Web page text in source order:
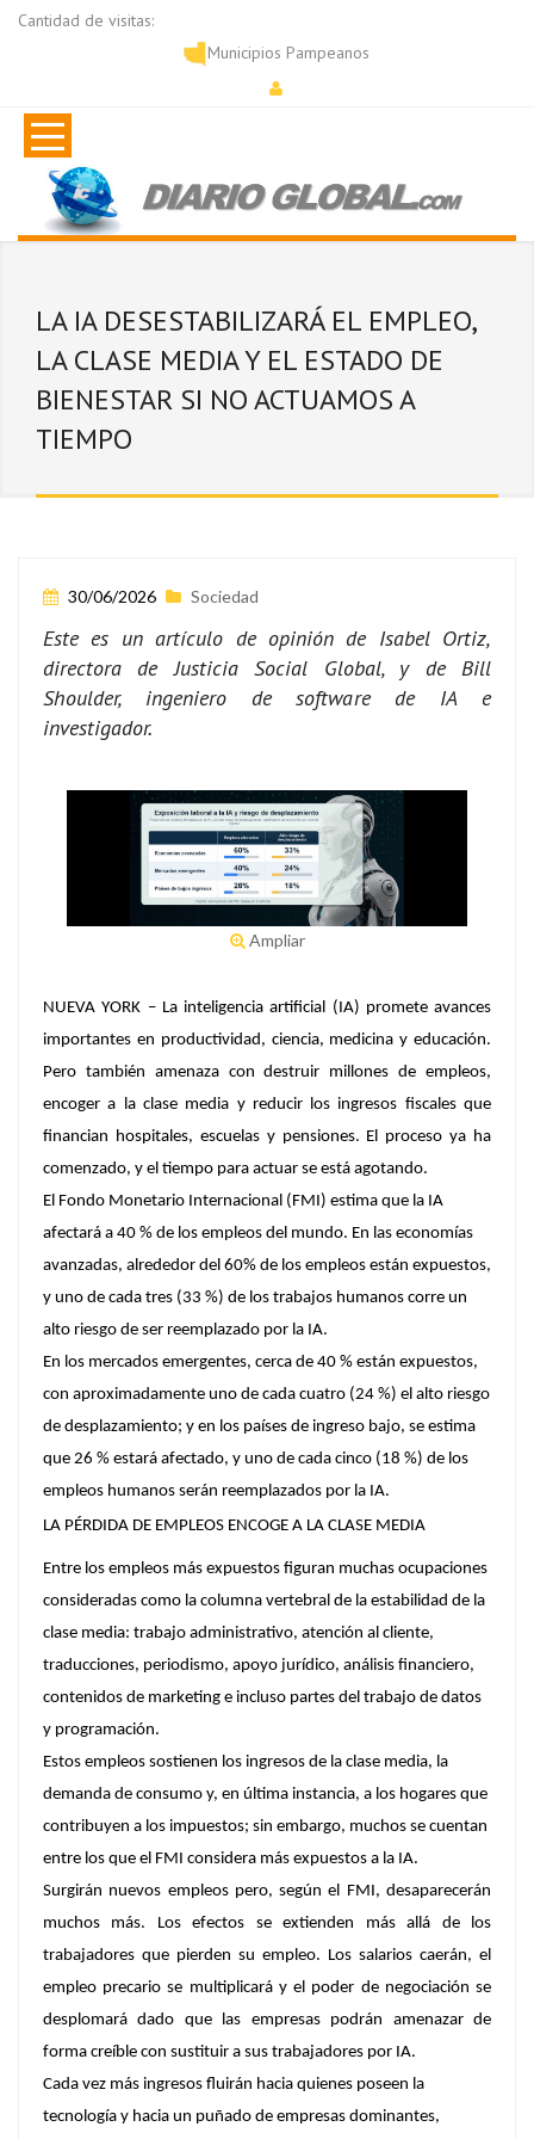
Cantidad de visitas:
Municipios Pampeanos
LA IA DESESTABILIZARÁ EL EMPLEO,
LA CLASE MEDIA Y EL ESTADO DE
BIENESTAR SI NO ACTUAMOS A
TIEMPO
30/06/2026 Sociedad
Este es un artículo de opinión de Isabel Ortiz,
directora de Justicia Social Global, y de Bill
Shoulder, ingeniero de software de IA e
investigador.
Ampliar
NUEVA YORK – La inteligencia artificial (IA) promete avances
importantes en productividad, ciencia, medicina y educación.
Pero también amenaza con destruir millones de empleos,
encoger a la clase media y reducir los ingresos fiscales que
financian hospitales, escuelas y pensiones. El proceso ya ha
comenzado, y el tiempo para actuar se está agotando.
El Fondo Monetario Internacional (FMI) estima que la IA
afectará a 40 % de los empleos del mundo. En las economías
avanzadas, alrededor del 60% de los empleos están expuestos,
y uno de cada tres (33 %) de los trabajos humanos corre un
alto riesgo de ser reemplazado por la IA.
En los mercados emergentes, cerca de 40 % están expuestos,
con aproximadamente uno de cada cuatro (24 %) el alto riesgo
de desplazamiento; y en los países de ingreso bajo, se estima
que 26 % estará afectado, y uno de cada cinco (18 %) de los
empleos humanos serán reemplazados por la IA.
LA PÉRDIDA DE EMPLEOS ENCOGE A LA CLASE MEDIA
Entre los empleos más expuestos figuran muchas ocupaciones
consideradas como la columna vertebral de la estabilidad de la
clase media: trabajo administrativo, atención al cliente,
traducciones, periodismo, apoyo jurídico, análisis financiero,
contenidos de marketing e incluso partes del trabajo de datos
y programación.
Estos empleos sostienen los ingresos de la clase media, la
demanda de consumo y, en última instancia, a los hogares que
contribuyen a los impuestos; sin embargo, muchos se cuentan
entre los que el FMI considera más expuestos a la IA.
Surgirán nuevos empleos pero, según el FMI, desaparecerán
muchos más. Los efectos se extienden más allá de los
trabajadores que pierden su empleo. Los salarios caerán, el
empleo precario se multiplicará y el poder de negociación se
desplomará dado que las empresas podrán amenazar de
forma creíble con sustituir a sus trabajadores por IA.
Cada vez más ingresos fluirán hacia quienes poseen la
tecnología y hacia un puñado de empresas dominantes,